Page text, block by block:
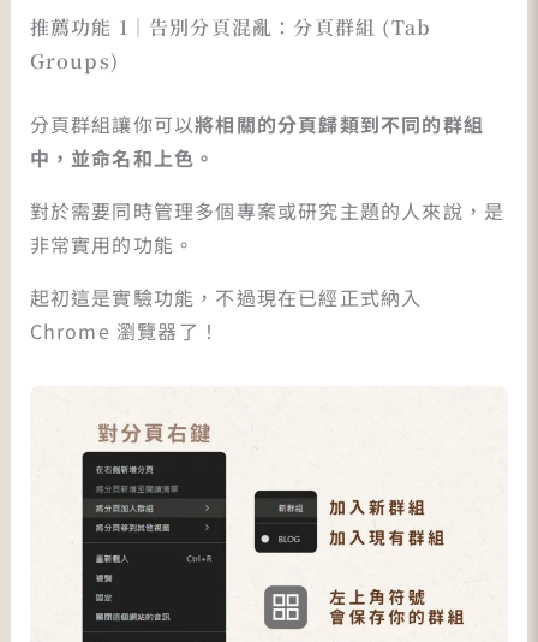
推薦功能 1｜告別分頁混亂：分頁群組 (Tab
Groups)
分頁群組讓你可以將相關的分頁歸類到不同的群組
中，並命名和上色。
對於需要同時管理多個專案或研究主題的人來說，是
非常實用的功能。
起初這是實驗功能，不過現在已經正式納入
Chrome 瀏覽器了！